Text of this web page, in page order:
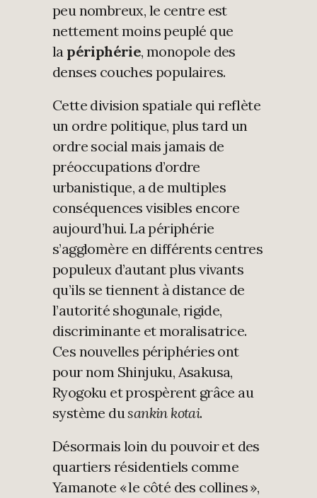
peu nombreux, le centre est
nettement moins peuplé que
la périphérie, monopole des
denses couches populaires.
Cette division spatiale qui reflète
un ordre politique, plus tard un
ordre social mais jamais de
préoccupations d’ordre
urbanistique, a de multiples
conséquences visibles encore
aujourd’hui. La périphérie
s’agglomère en différents centres
populeux d’autant plus vivants
qu’ils se tiennent à distance de
l’autorité shogunale, rigide,
discriminante et moralisatrice.
Ces nouvelles périphéries ont
pour nom Shinjuku, Asakusa,
Ryogoku et prospèrent grâce au
système dusankin kotai.
Désormais loin du pouvoir et des
quartiers résidentiels comme
Yamanote « le côté des collines »,